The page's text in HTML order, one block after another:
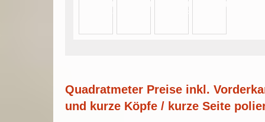
Quadratmeter Preise inkl.
und kurze Köpfe / kurze Seite